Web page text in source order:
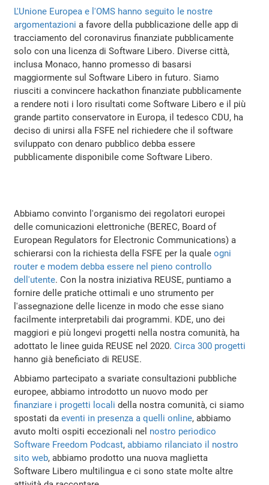
L'Unione Europea e l'OMS hanno seguito le nostre
argomentazioni a favore della pubblicazione delle app di
tracciamento del coronavirus finanziate pubblicamente
solo con una licenza di Software Libero. Diverse città,
inclusa Monaco, hanno promesso di basarsi
maggiormente sul Software Libero in futuro. Siamo
riusciti a convincere hackathon finanziate pubblicamente
a rendere noti i loro risultati come Software Libero e il più
grande partito conservatore in Europa, il tedesco CDU, ha
deciso di unirsi alla FSFE nel richiedere che il software
sviluppato con denaro pubblico debba essere
pubblicamente disponibile come Software Libero.
Abbiamo convinto l'organismo dei regolatori europei
delle comunicazioni elettroniche (BEREC, Board of
European Regulators for Electronic Communications) a
schierarsi con la richiesta della FSFE per la qualeogni
router e modem debba essere nel pieno controllo
dell'utente. Con la nostra iniziativa REUSE, puntiamo a
fornire delle pratiche ottimali e uno strumento per
l'assegnazione delle licenze in modo che esse siano
facilmente interpretabili dai programmi. KDE, uno dei
maggiori e più longevi progetti nella nostra comunità, ha
adottato le linee guida REUSE nel 2020.Circa 300 progetti
hanno già beneficiato di REUSE.
Abbiamo partecipato a svariate consultazioni pubbliche
europee, abbiamo introdotto un nuovo modo per
finanziare i progetti locali della nostra comunità, ci siamo
spostati daeventi in presenza a quelli online, abbiamo
avuto molti ospiti eccezionali nel nostro periodico
Software Freedom Podcast,abbiamo rilanciato il nostro
sito web, abbiamo prodotto una nuova maglietta
Software Libero multilingua e ci sono state molte altre